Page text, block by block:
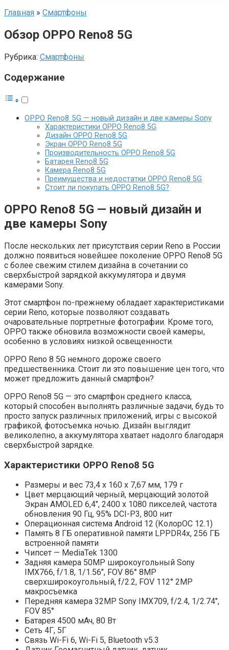
Главная » Смартфоны
Обзор OPPO Reno8 5G
Рубрика: Смартфоны
Содержание
OPPO Reno8 5G — новый дизайн и две камеры Sony
Характеристики OPPO Reno8 5G
Дизайн OPPO Reno8 5G
Экран OPPO Reno8 5G
Производительность OPPO Reno8 5G
Батарея Reno8 5G
Камера Reno8 5G
Преимущества и недостатки OPPO Reno8 5G
Стоит ли покупать OPPO Reno8 5G?
OPPO Reno8 5G — новый дизайн и
две камеры Sony
После нескольких лет присутствия серии Reno в России
должно появиться новейшее поколение OPPO Reno8 5G
с более свежим стилем дизайна в сочетании со
сверхбыстрой зарядкой аккумулятора и двумя
камерами Sony.
Этот смартфон по-прежнему обладает характеристиками
серии Reno, которые позволяют создавать
очаровательные портретные фотографии. Кроме того,
OPPO также обновила возможности своей камеры,
особенно в условиях низкой освещенности.
OPPO Reno 8 5G немного дороже своего
предшественника. Стоит ли это повышение цен того, что
может предложить данный смартфон?
OPPO Reno8 5G — это смартфон среднего класса,
который способен выполнять различные задачи, будь то
просто запуск различных приложений, игры с высокой
графикой, фотосъемка ночью. Дизайн выглядит
великолепно, а аккумулятора хватает надолго благодаря
сверхбыстрой зарядке.
Характеристики OPPO Reno8 5G
Размеры и вес 73,4 х 160 х 7,67 мм, 179 г
Цвет мерцающий черный, мерцающий золотой
Экран AMOLED 6,4″, 2400 x 1080 пикселей, частота
обновления 90 Гц, 95% DCI-P3, 800 нит
Операционная система Android 12 (КолорОС 12.1)
Память 8 ГБ оперативной памяти LPPDR4x, 256 ГБ
встроенной памяти
Чипсет — MediaTek 1300
Задняя камера 50MP широкоугольный Sony
IMX766, f/1.8, 1/1.56″, FOV 86° 8MP
сверхширокоугольный, f/2.2, FOV 112° 2MP
макросъемка
Передняя камера 32MP Sony IMX709, f/2.4, 1/2.74″,
FOV 85°
Батарея 4500 мАч, 80 Вт
Сеть 4Г, 5Г
Связь Wi-Fi 6, Wi-Fi 5, Bluetooth v5.3